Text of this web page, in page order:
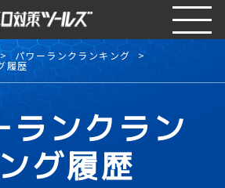
パワーランクランキング
履歴
ランクラン
グ履歴